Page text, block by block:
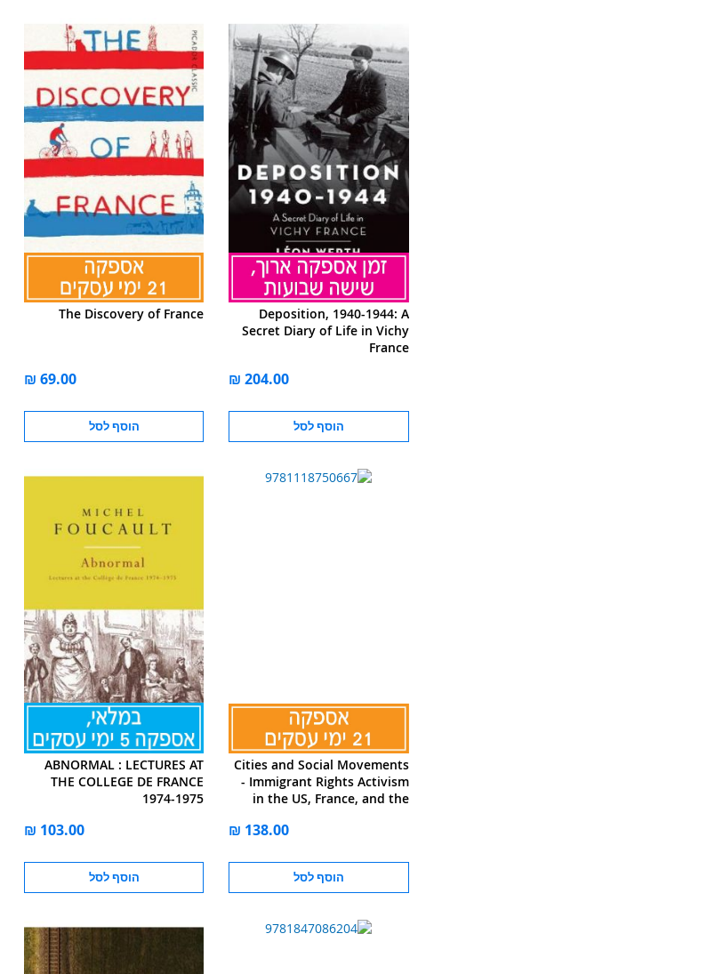
Deposition, 1940-1944: A
Secret Diary of Life in Vichy
France
הוסף לסל
The Discovery of France
הוסף לסל
Cities and Social Movements
- Immigrant Rights Activism
in the US, France, and the
הוסף לסל
ABNORMAL : LECTURES AT
THE COLLEGE DE FRANCE
1974-1975
הוסף לסל